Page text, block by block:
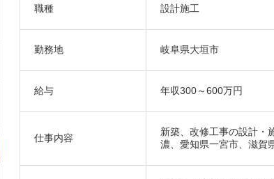
職種 設計施工
勤務地 岐阜県大垣市
給与 年収300～600万円
仕事内容
新築、改修工事の設計・
濃、愛知県一宮市、滋賀